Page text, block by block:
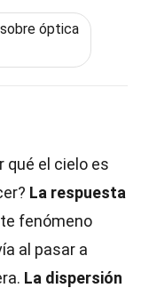
óptica
qué el cielo es
La respuesta
fenómeno
al pasar a
La dispersión